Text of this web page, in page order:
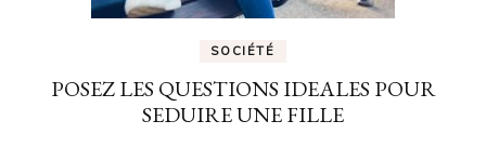
SOCIÉTÉ
POSEZ LES QUESTIONS IDEALES POUR
SEDUIRE UNE FILLE